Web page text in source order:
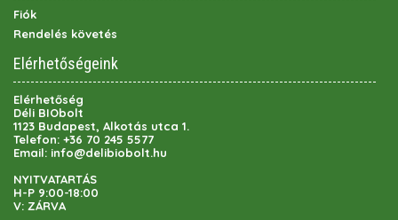
Fiók
Rendelés követés
Elérhetőségeink
Elérhetőség
Déli BIObolt
1123 Budapest, Alkotás utca 1.
Telefon: +36 70 245 5577
Email: info@delibiobolt.hu
NYITVATARTÁS
H-P 9:00-18:00
V: ZÁRVA